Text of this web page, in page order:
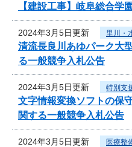
【建設工事】岐阜総合学
2024年3月5日更新 里川・
清流長良川あゆパーク大
る一般競争入札公告
2024年3月5日更新 特別支
文字情報変換ソフトの保
関する一般競争入札公告
2024年3月5日更新 医療整